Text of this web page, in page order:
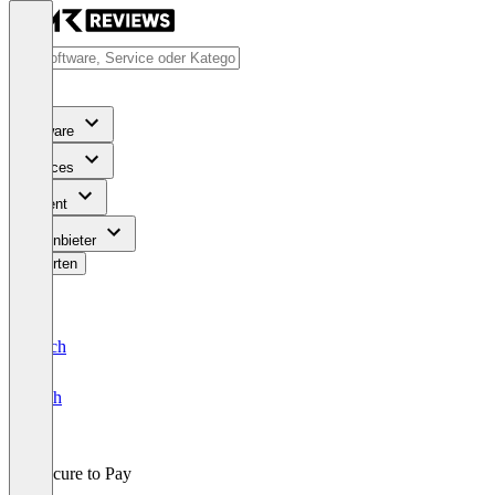
Software
Services
Content
Für Anbieter
Bewerten
Deutsch
English
Procure to Pay